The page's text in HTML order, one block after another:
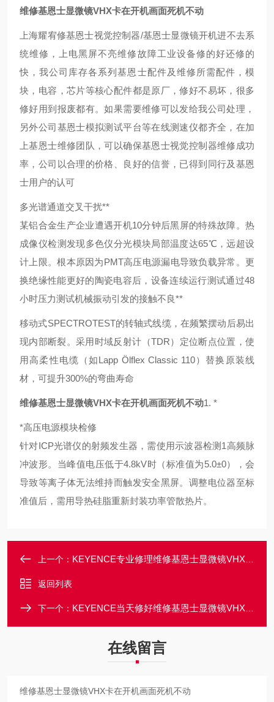
维修基恩士显微镜VHX卡在开机画面死机不动
上海耀宥修基恩士视觉控制器/基恩士显微镜开机进不去系
统维修，上电黑屏不亮维修故障工业设备修的好还修的
快，我公司库存各系列基恩士配件及维修所需配件，模
块，电容，芯片等核心配件都是原厂，修好不易坏，很多
修好用到报废都有。如果需要维修可以发给我公司处理，
另外公司基恩士模拟测试平台等在线测速仪都齐全，在加
上基恩士维修团队，可以确保基恩士视觉控制器维修成功
率，公司以合理的价格、良好的信誉，已得到同行及基恩
士用户的认可
多光谱通道交叉干扰**
某铝合金生产企业遭遇开机10分钟后黑屏的特殊故障。热
成像仪检测发现多色仪分光模块局部温度达65℃，远超设
计上限。根本原因为PMT高压电源漏电导致负载异常。更
换绝缘性能更好的陶瓷电容后，设备连续运行测试通过48
小时压力测试机械振动引发的接触不良**
移动式SPECTROTEST的转轴式线缆，在频繁摆动后易出
现内部断裂。采用时域反射计（TDR）定位断点位置，使
用高柔性电缆（如Lapp Ölflex Classic 110）替换原装线
材，可提升300%的弯曲寿命
维修基恩士显微镜VHX卡在开机画面死机不动1. *
*高压电源模块检修
针对ICP光谱仪的射频发生器，需使用示波器检测1高频脉
冲波形。当峰值电压低于4.8kV时（标准值为5.0±0），会
导致等离子体无法维持而触发安全黑屏。调整电位器至标
准值后，需用导热硅脂重新封装功率管散热片。
上一个： KEYENCE专业修理维修基恩士显微镜VHX开机进不去系统修理
返回列表
下一个： KEYENCE当天修好维修基恩士显微镜VHX无法进入系统画面修理
在线留言